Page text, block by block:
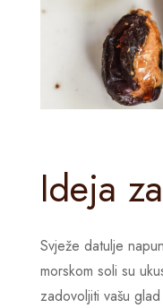
Ideja
Svježe datulje
morskom soli su
zadovoljiti vašu